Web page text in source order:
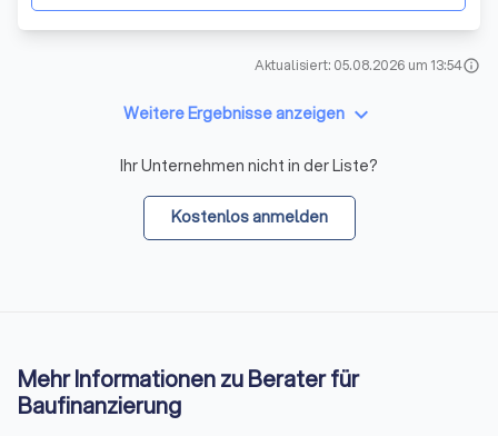
Aktualisiert: 05.08.2026 um 13:54info
Weitere Ergebnisse anzeigen keyboard_arrow_down
Ihr Unternehmen nicht in der Liste?
Kostenlos anmelden
Mehr Informationen zu Berater für
Baufinanzierung